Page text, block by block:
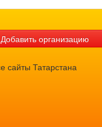
Добавить организацию